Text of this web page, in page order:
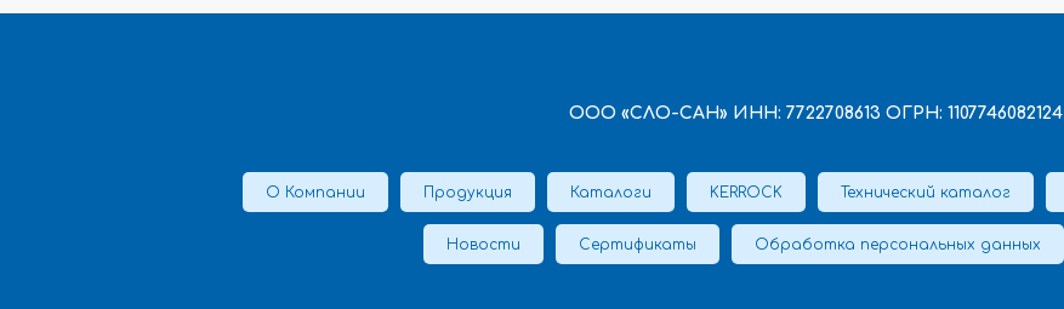
ООО «СЛО-САН» ИНН: 7722708613 ОГРН: 1107746082124
О Компании Продукция Каталоги KERROCK Технический каталог
Новости Сертификаты Обработка персональных данных